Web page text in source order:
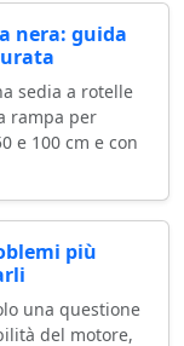
nera: guida
sedia a rotelle
rampa per
e 100 cm e con
più
una questione
del motore,